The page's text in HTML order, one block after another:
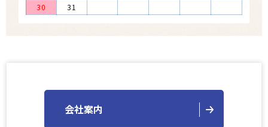
30
31
会社案内